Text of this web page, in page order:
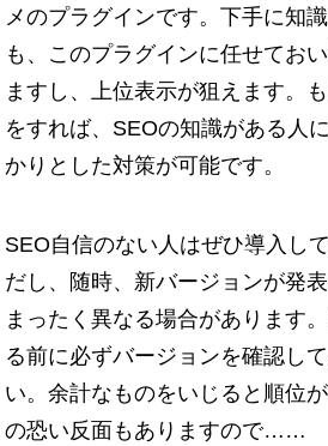
メのプラグインです。下手に知
も、このプラグインに任せてお
ますし、上位表示が狙えます。
をすれば、SEOの知識がある人
かりとした対策が可能です。
SEO自信のない人はぜひ導入し
だし、随時、新バージョンが発
まったく異なる場合があります
る前に必ずバージョンを確認し
い。余計なものをいじると順位
の恐い反面もありますので……